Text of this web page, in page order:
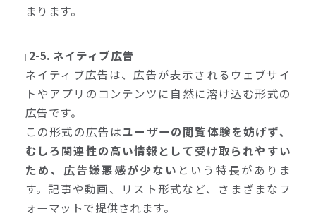
まります。
2-5. ネイティブ広告
ネイティブ広告は、広告が表示されるウェブサイ
トやアプリのコンテンツに自然に溶け込む形式の
広告です。
この形式の広告はユーザーの閲覧体験を妨げず、
むしろ関連性の高い情報として受け取られやすい
ため、広告嫌悪感が少ない という特長がありま
す。記事や動画、リスト形式など、さまざまなフ
ォーマットで提供されます。